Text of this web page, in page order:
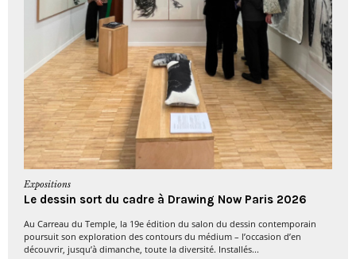
Expositions
Le dessin sort du cadre à Drawing Now Paris 2026
Au Carreau du Temple, la 19e édition du salon du dessin contemporain
poursuit son exploration des contours du médium – l’occasion d’en
découvrir, jusqu’à dimanche, toute la diversité. Installés...